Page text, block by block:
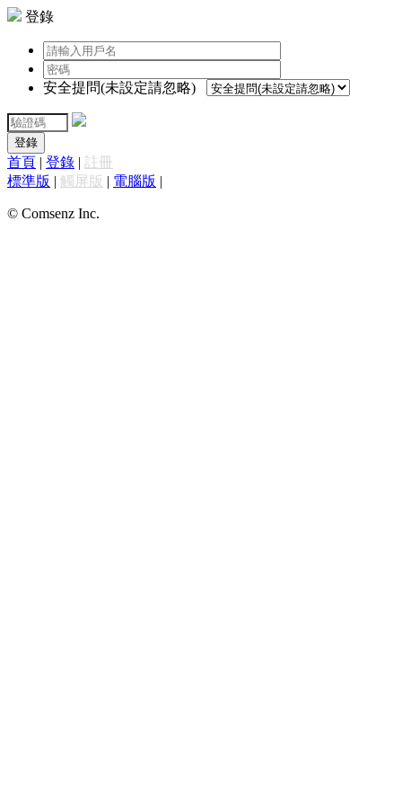
登錄
安全提問(未設定請忽略)
登錄
首頁 | 登錄 | 註冊
標準版 | 觸屏版 | 電腦版 |
© Comsenz Inc.